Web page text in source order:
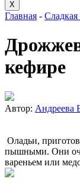
X
Главная -
кефире
Автор: Андреева
Оладьи,
пышными. Они
вареньем или